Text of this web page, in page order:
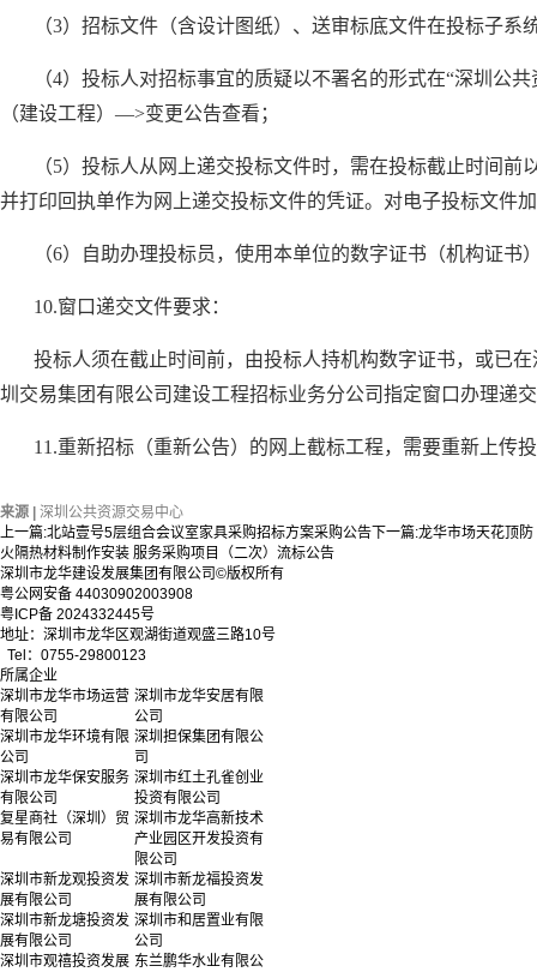
（3）招标文件（含设计图纸）、送审标底文件在投标子系
（4）投标人对招标事宜的质疑以不署名的形式在“深圳
（建设工程）—>变更公告查看；
（5）投标人从网上递交投标文件时，需在投标截止时间
并打印回执单作为网上递交投标文件的凭证。对电子投标文件
（6）自助办理投标员，使用本单位的数字证书（机构证
10.窗口递交文件要求：
投标人须在截止时间前，由投标人持机构数字证书，或已
圳交易集团有限公司建设工程招标业务分公司指定窗口办理递
11.重新招标（重新公告）的网上截标工程，需要重新上传
来源 | 深圳公共资源交易中心
上一篇:北站壹号5层组合会议室家具采购招标方案采购公告下一篇:龙华市场天花顶防
火隔热材料制作安装 服务采购项目（二次）流标公告
深圳市龙华建设发展集团有限公司©版权所有
粤公网安备 44030902003908
粤ICP备 2024332445号
地址：深圳市龙华区观湖街道观盛三路10号
Tel：0755-29800123
所属企业
深圳市龙华市场运营
有限公司
深圳市龙华安居有限
公司
深圳市龙华环境有限
公司
深圳担保集团有限公
司
深圳市龙华保安服务
有限公司
深圳市红土孔雀创业
投资有限公司
复星商社（深圳）贸
易有限公司
深圳市龙华高新技术
产业园区开发投资有
限公司
深圳市新龙观投资发
展有限公司
深圳市新龙福投资发
展有限公司
深圳市新龙塘投资发
展有限公司
深圳市和居置业有限
公司
深圳市观禧投资发展 东兰鹏华水业有限公